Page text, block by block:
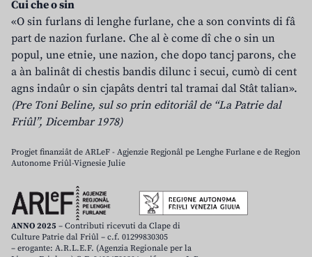
Cui che o sin
«O sin furlans di lenghe furlane, che a son convints di fâ
part de nazion furlane. Che al è come dî che o sin un
popul, une etnie, une nazion, che dopo tancj parons, che
a àn balinât di chestis bandis dilunc i secui, cumò di cent
agns indaûr o sin cjapâts dentri tal tramai dal Stât talian».
(Pre Toni Beline, sul so prin editoriâl de “La Patrie dal
Friûl”, Dicembar 1978)
Progjet finanziât de ARLeF - Agjenzie Regjonâl pe Lenghe Furlane e de Regjon
Autonome Friûl-Vignesie Julie
ANNO 2025 – Contributi ricevuti da Clape di
Culture Patrie dal Friûl – c.f. 01299830305
– erogante: A.R.L.E.F. (Agenzia Regionale per la